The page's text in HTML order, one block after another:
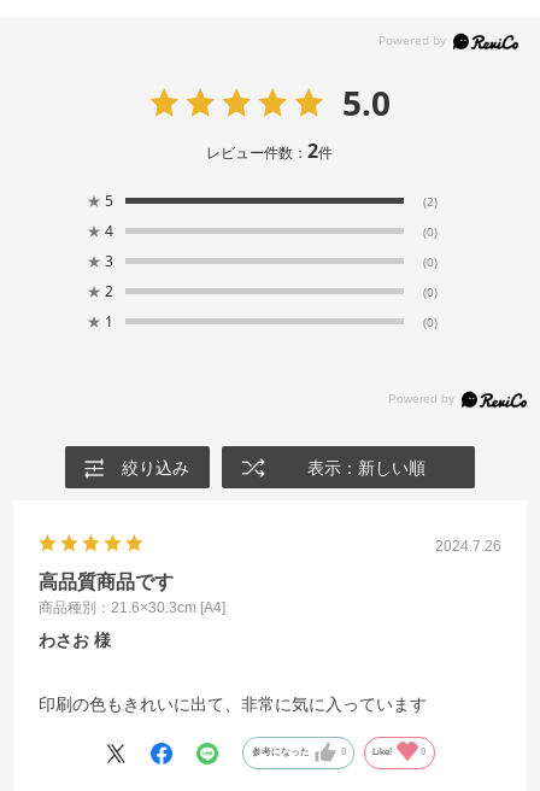
5.0
レビュー件数：2件
★ 5 (2)
★ 4 (0)
★ 3 (0)
★ 2 (0)
★ 1 (0)
絞り込み 表示：新しい順
2024.7.26
高品質商品です
商品種別：21.6×30.3cm [A4]
わさお
印刷の色もきれいに出て、非常に気に入っています
参考になった 0 Like! 0